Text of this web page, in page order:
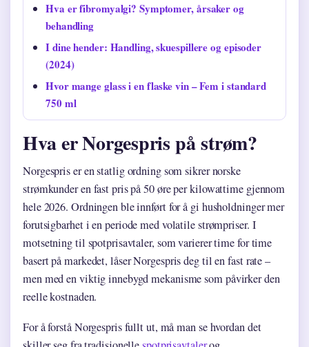
Hva er fibromyalgi? Symptomer, årsaker og
behandling
I dine hender: Handling, skuespillere og episoder
(2024)
Hvor mange glass i en flaske vin – Fem i standard
750 ml
Hva er Norgespris på strøm?
Norgespris er en statlig ordning som sikrer norske
strømkunder en fast pris på 50 øre per kilowattime gjennom
hele 2026. Ordningen ble innført for å gi husholdninger mer
forutsigbarhet i en periode med volatile strømpriser. I
motsetning til spotprisavtaler, som varierer time for time
basert på markedet, låser Norgespris deg til en fast rate –
men med en viktig innebygd mekanisme som påvirker den
reelle kostnaden.
For å forstå Norgespris fullt ut, må man se hvordan det